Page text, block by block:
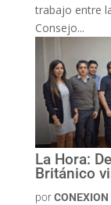
trabajo entre
Consejo...
La Hora:
Británico
porCONEXION